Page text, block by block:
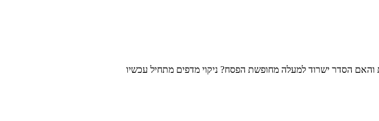
והאם הסדר ישרוד למעלה מחופשת הפסח? ניקוי מדפים מתחיל עכשיו